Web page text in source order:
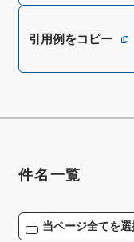
引用例をコピー
件名一覧
当ページ全てを